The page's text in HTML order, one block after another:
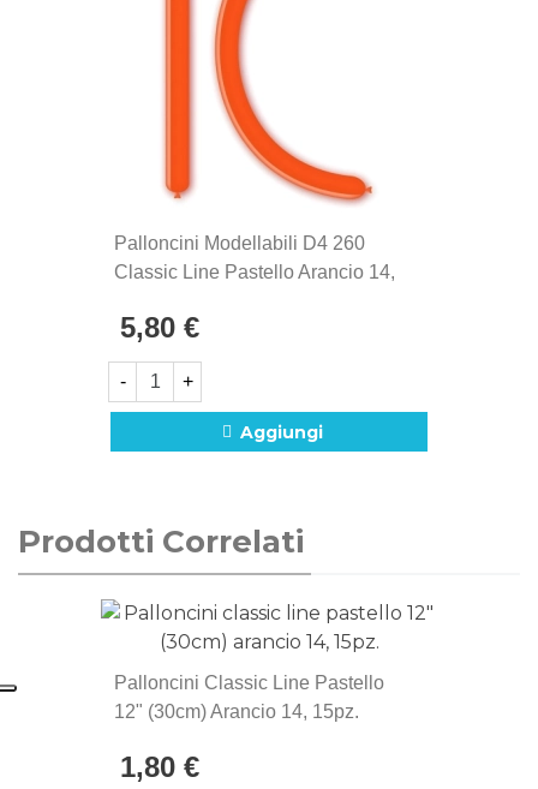
Palloncini Modellabili D4 260
Classic Line Pastello Arancio 14,
5,80 €
- +
Aggiungi
Prodotti Correlati
Palloncini Classic Line Pastello
12" (30cm) Arancio 14, 15pz.
1,80 €